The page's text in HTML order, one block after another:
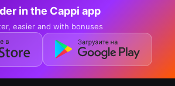
in the Cappi app
easier and with bonuses